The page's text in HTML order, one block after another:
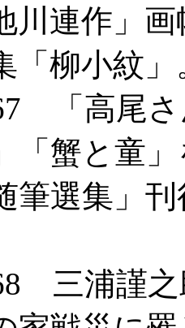
川連作」
「柳小紋
「高尾さ
「蟹と童
筆選集」
三浦謹之